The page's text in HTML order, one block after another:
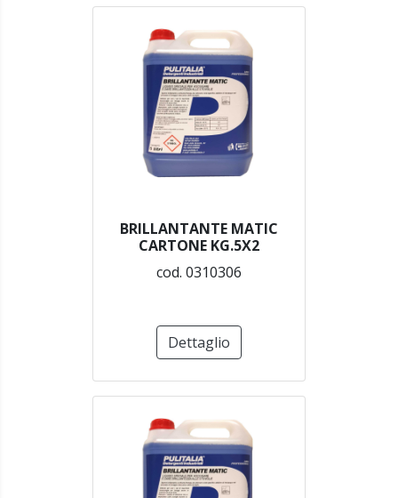
BRILLANTANTE MATIC
CARTONE KG.5X2
cod. 0310306
Dettaglio